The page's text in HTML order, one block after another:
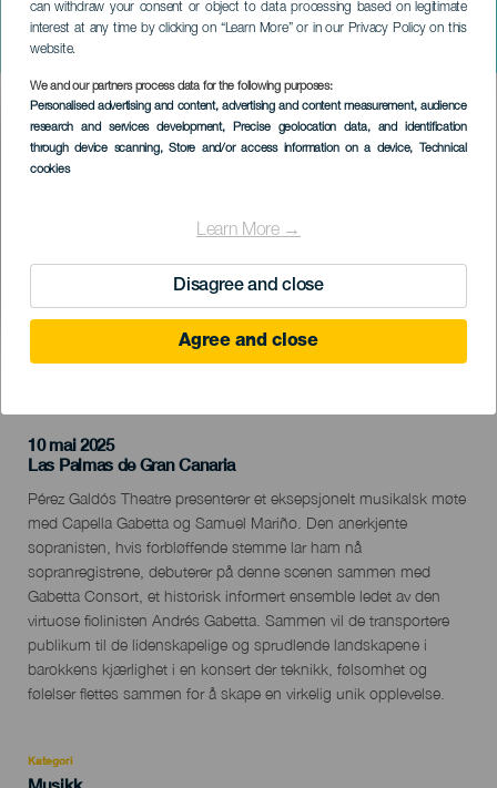
can withdraw your consent or object to data processing based on legitimate
interest at any time by clicking on “Learn More” or in our Privacy Policy on this
website.
We and our partners process data for the following purposes:
Personalised advertising and content, advertising and content measurement, audience
research and services development, Precise geolocation data, and identification
through device scanning, Store and/or access information on a device, Technical
cookies
Learn More →
Disagree and close
Agree and close
Capella Gabetta og Samuel
Mariño på konsert
Imagen
Listado
10 mai 2025
Localidad
Las Palmas de Gran Canaria
Descripción
del
evento
Pérez Galdós Theatre presenterer et eksepsjonelt musikalsk møte
med Capella Gabetta og Samuel Mariño. Den anerkjente
sopranisten, hvis forbløffende stemme lar ham nå
sopranregistrene, debuterer på denne scenen sammen med
Gabetta Consort, et historisk informert ensemble ledet av den
virtuose fiolinisten Andrés Gabetta. Sammen vil de transportere
publikum til de lidenskapelige og sprudlende landskapene i
barokkens kjærlighet i en konsert der teknikk, følsomhet og
følelser flettes sammen for å skape en virkelig unik opplevelse.
Kategori
Categoría